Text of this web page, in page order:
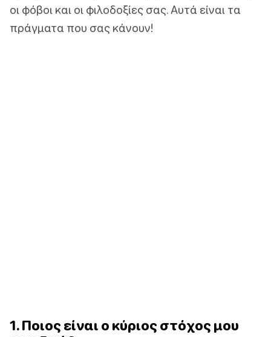
οι φόβοι και οι φιλοδοξίες σας. Αυτά είναι τα
πράγματα που σας κάνουν!
1. Ποιος είναι ο κύριος στόχος μου